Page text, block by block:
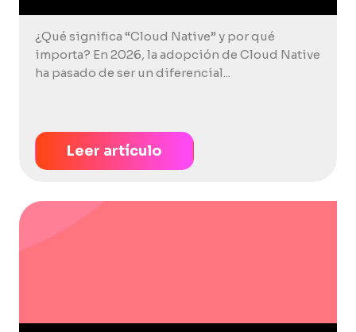
¿Qué significa “Cloud Native” y por qué
importa? En 2026, la adopción de Cloud Native
ha pasado de ser un diferencial...
Leer artículo